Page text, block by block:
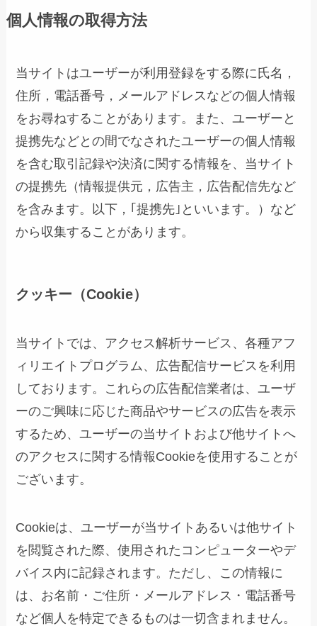
個人情報の取得方法
当サイトはユーザーが利用登録をする際に氏名，
住所，電話番号，メールアドレスなどの個人情報
をお尋ねすることがあります。また、ユーザーと
提携先などとの間でなされたユーザーの個人情報
を含む取引記録や決済に関する情報を、当サイト
の提携先（情報提供元，広告主，広告配信先など
を含みます。以下，｢提携先｣といいます。）など
から収集することがあります。
クッキー（Cookie）
当サイトでは、アクセス解析サービス、各種アフ
ィリエイトプログラム、広告配信サービスを利用
しております。これらの広告配信業者は、ユーザ
ーのご興味に応じた商品やサービスの広告を表示
するため、ユーザーの当サイトおよび他サイトへ
のアクセスに関する情報Cookieを使用することが
ございます。
Cookieは、ユーザーが当サイトあるいは他サイト
を閲覧された際、使用されたコンピューターやデ
バイス内に記録されます。ただし、この情報に
は、お名前・ご住所・メールアドレス・電話番号
など個人を特定できるものは一切含まれません。